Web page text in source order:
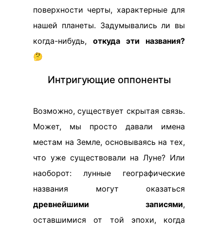
поверхности черты, характерные для
нашей планеты. Задумывались ли вы
когда-нибудь, откуда эти названия?
🤔
Интригующие оппоненты
Возможно, существует скрытая связь.
Может, мы просто давали имена
местам на Земле, основываясь на тех,
что уже существовали на Луне? Или
наоборот: лунные географические
названия могут оказаться
древнейшими записями,
оставшимися от той эпохи, когда